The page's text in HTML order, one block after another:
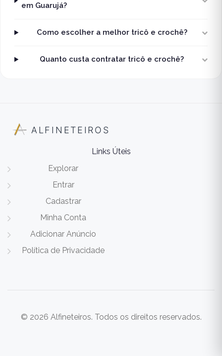
em Guarujá?
Como escolher a melhor tricô e crochê?
Quanto custa contratar tricô e crochê?
ALFINETEIROS
Links Úteis
Explorar
Entrar
Cadastrar
Minha Conta
Adicionar Anúncio
Política de Privacidade
© 2026 Alfineteiros. Todos os direitos reservados.